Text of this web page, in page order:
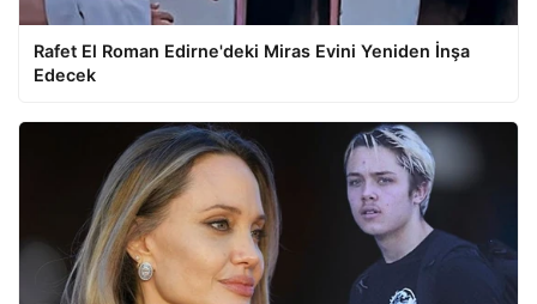
Rafet El Roman Edirne'deki Miras Evini Yeniden İnşa
Edecek